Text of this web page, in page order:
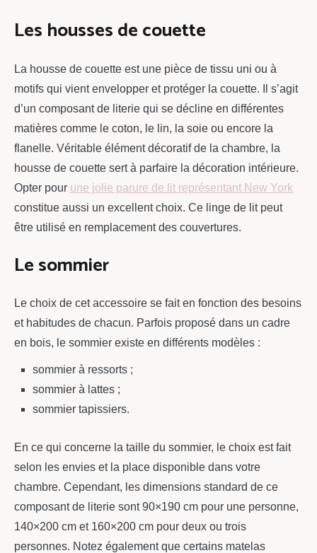
Les housses de couette
La housse de couette est une pièce de tissu uni ou à
motifs qui vient envelopper et protéger la couette. Il s’agit
d’un composant de literie qui se décline en différentes
matières comme le coton, le lin, la soie ou encore la
flanelle. Véritable élément décoratif de la chambre, la
housse de couette sert à parfaire la décoration intérieure.
Opter pour une jolie parure de lit représentant New York
constitue aussi un excellent choix. Ce linge de lit peut
être utilisé en remplacement des couvertures.
Le sommier
Le choix de cet accessoire se fait en fonction des besoins
et habitudes de chacun. Parfois proposé dans un cadre
en bois, le sommier existe en différents modèles :
sommier à ressorts ;
sommier à lattes ;
sommier tapissiers.
En ce qui concerne la taille du sommier, le choix est fait
selon les envies et la place disponible dans votre
chambre. Cependant, les dimensions standard de ce
composant de literie sont 90×190 cm pour une personne,
140×200 cm et 160×200 cm pour deux ou trois
personnes. Notez également que certains matelas